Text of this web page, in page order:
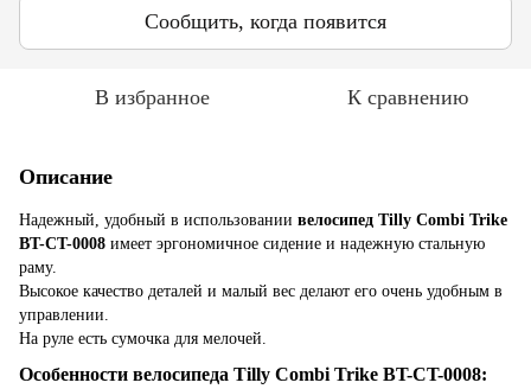
Сообщить, когда появится
В избранное К сравнению
Описание
Надежный, удобный в использовании велосипед Tilly Combi Trike
BT-CT-0008 имеет эргономичное сидение и надежную стальную
раму.
Высокое качество деталей и малый вес делают его очень удобным в
управлении.
На руле есть сумочка для мелочей.
Особенности велосипеда Tilly Combi Trike BT-CT-0008: